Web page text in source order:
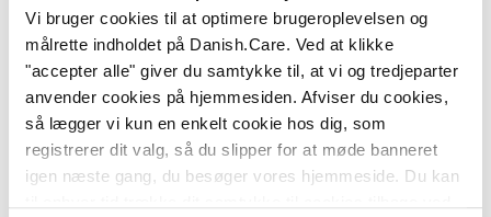
Vi bruger cookies til at optimere brugeroplevelsen og
målrette indholdet på Danish.Care. Ved at klikke
"accepter alle" giver du samtykke til, at vi og tredjeparter
anvender cookies på hjemmesiden. Afviser du cookies,
så lægger vi kun en enkelt cookie hos dig, som
registrerer dit valg, så du slipper for at møde banneret
igen næste gang, du besøger vores hjemmeside. Du kan